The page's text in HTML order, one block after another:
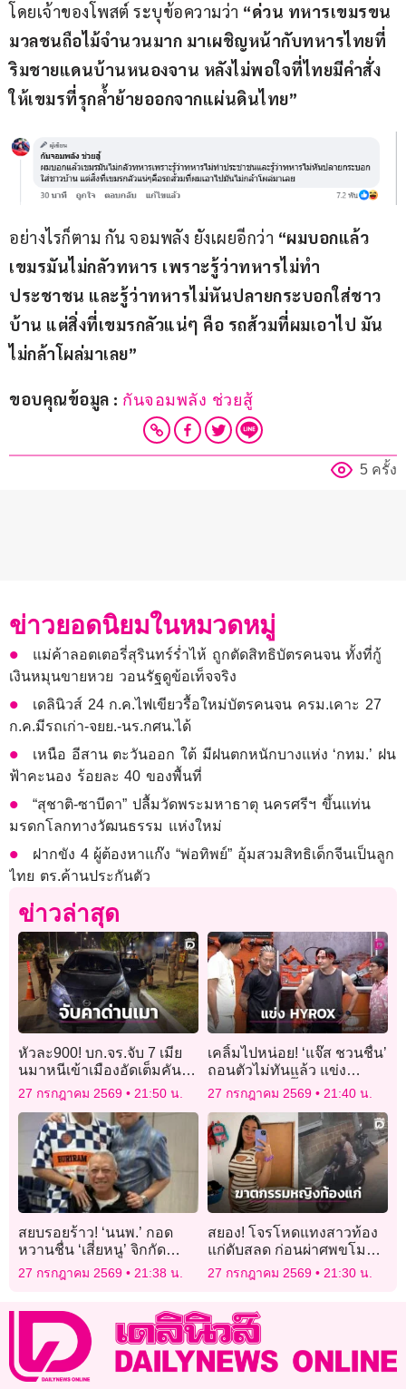
โดยเจ้าของโพสต์ ระบุข้อความว่า “ด่วน ทหารเขมรขน
มวลชนถือไม้จำนวนมาก มาเผชิญหน้ากับทหารไทยที่
ริมชายแดนบ้านหนองจาน หลังไม่พอใจที่ไทยมีคำสั่ง
ให้เขมรที่รุกล้ำย้ายออกจากแผ่นดินไทย”
อย่างไรก็ตาม กัน จอมพลัง ยังเผยอีกว่า “ผมบอกแล้ว
เขมรมันไม่กลัวทหาร เพราะรู้ว่าทหารไม่ทำ
ประชาชน และรู้ว่าทหารไม่หันปลายกระบอกใส่ชาว
บ้าน แต่สิ่งที่เขมรกลัวแน่ๆ คือ รถส้วมที่ผมเอาไป มัน
ไม่กล้าโผล่มาเลย”
ขอบคุณข้อมูล : กันจอมพลัง ช่วยสู้
5 ครั้ง
ข่าวยอดนิยมในหมวดหมู่
แม่ค้าลอตเตอรี่สุรินทร์ร่ำไห้ ถูกตัดสิทธิบัตรคนจน ทั้งที่กู้
เงินหมุนขายหวย วอนรัฐดูข้อเท็จจริง
เดลินิวส์ 24 ก.ค.ไฟเขียวรื้อใหม่บัตรคนจน ครม.เคาะ 27
ก.ค.มีรถเก่า-จยย.-นร.กศน.ได้
เหนือ อีสาน ตะวันออก ใต้ มีฝนตกหนักบางแห่ง ‘กทม.’ ฝน
ฟ้าคะนอง ร้อยละ 40 ของพื้นที่
“สุชาติ-ซาบีดา” ปลื้มวัดพระมหาธาตุ นครศรีฯ ขึ้นแท่น
มรดกโลกทางวัฒนธรรม แห่งใหม่
ฝากขัง 4 ผู้ต้องหาแก๊ง “พ่อทิพย์” อุ้มสวมสิทธิเด็กจีนเป็นลูก
ไทย ตร.ค้านประกันตัว
ข่าวล่าสุด
หัวละ900! บก.จร.จับ 7 เมีย
นมาหนีเข้าเมืองอัดเต็มคันรถ
ขับเข้าด่านเป่าเมาขับ
27 กรกฎาคม 2569 21:50 น.
เคลิ้มไปหน่อย! ‘แจ๊ส ชวนชื่น’
ถอนตัวไม่ทันแล้ว แข่ง
‘HYROX’ – ‘ตั๊ก บริบูรณ์’ จ่าย
เงินสมัครเรียบร้อย
27 กรกฎาคม 2569 21:40 น.
สยบรอยร้าว! ‘นนพ.’ กอด
หวานชื่น ‘เสี่ยหนู’ จิกกัด
สัมพันธ์ร้าวฉานยังกะหน้า
‘แครมบูเล่’
27 กรกฎาคม 2569 21:38 น.
สยอง! โจรโหดแทงสาวท้อง
แก่ดับสลด ก่อนผ่าศพขโมย
ทารก
27 กรกฎาคม 2569 21:30 น.